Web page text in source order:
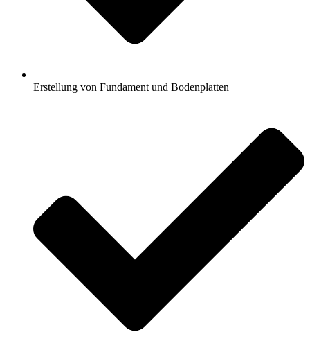
Erstellung von Fundament und Bodenplatten